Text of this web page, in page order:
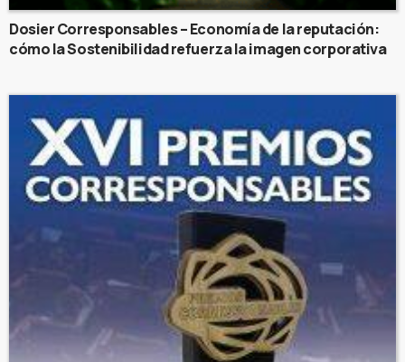
Dosier Corresponsables – Economía de la reputación:
cómo la Sostenibilidad refuerza la imagen corporativa